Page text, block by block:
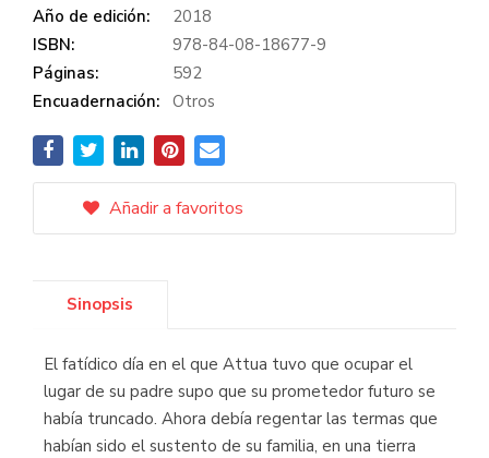
Año de edición:
2018
ISBN:
978-84-08-18677-9
Páginas:
592
Encuadernación: Otros
Añadir a favoritos
Sinopsis
El fatídico día en el que Attua tuvo que ocupar el
lugar de su padre supo que su prometedor futuro se
había truncado. Ahora debía regentar las termas que
habían sido el sustento de su familia, en una tierra